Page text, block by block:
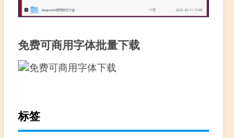
免费可商用字体批量下载
标签